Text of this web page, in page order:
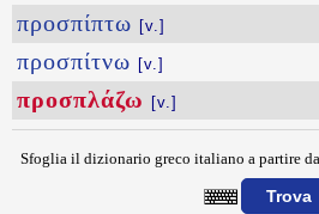
προσπίπτω [v.]
προσπίτνω [v.]
προσπλάζω [v.]
Sfoglia il dizionario greco italiano a partire